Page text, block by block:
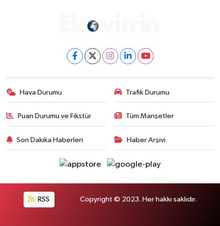
Hava Durumu Trafik Durumu
Puan Durumu ve Fikstür Tüm Manşetler
Son Dakika Haberleri Haber Arşivi
RSS Copyright © 2023. Her hakkı saklıdır.